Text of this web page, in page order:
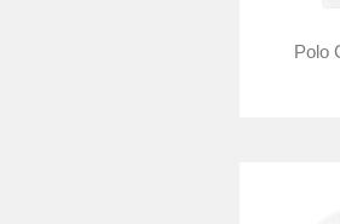
Polo